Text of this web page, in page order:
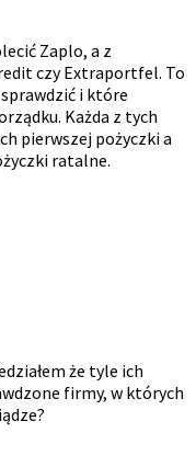
Zaplo, a z
czy Extraportfel. To
i które
Każda z tych
pierwszej pożyczki a
ratalne.
że tyle ich
firmy, w których